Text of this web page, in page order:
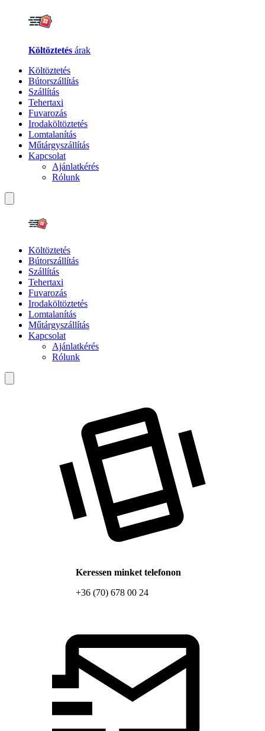
Költöztetés árak
Költöztetés
Bútorszállítás
Szállítás
Tehertaxi
Fuvarozás
Irodaköltöztetés
Lomtalanítás
Műtárgyszállítás
Kapcsolat
Ajánlatkérés
Rólunk
Költöztetés
Bútorszállítás
Szállítás
Tehertaxi
Fuvarozás
Irodaköltöztetés
Lomtalanítás
Műtárgyszállítás
Kapcsolat
Ajánlatkérés
Rólunk
Keressen minket telefonon
+36 (70) 678 00 24